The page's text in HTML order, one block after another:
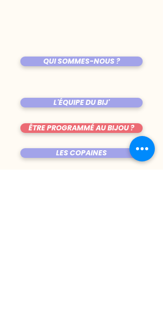
QUI SOMMES-NOUS ?
L'ÉQUIPE DU BIJ'
ÊTRE PROGRAMMÉ AU BIJOU ?
LES COPAINES